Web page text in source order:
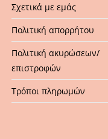
Σχετικά με εμάς
Πολιτική απορρήτου
Πολιτική ακυρώσεων/
επιστροφών
Τρόποι πληρωμών